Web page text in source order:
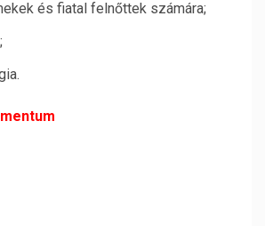
és fiatal felnőttek számára;